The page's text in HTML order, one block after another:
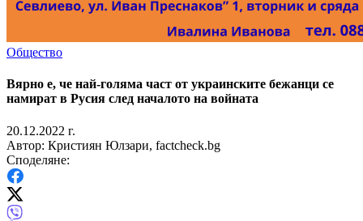
Общество
Вярно е, че най-голяма част от украинските бежанци се
намират в Русия след началото на войната
20.12.2022 г.
Автор: Кристиян Юлзари, factcheck.bg
Споделяне: